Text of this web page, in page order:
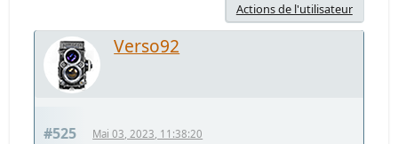
Actions de l'utilisateur
Verso92
#525 Mai 03, 2023, 11:38:20